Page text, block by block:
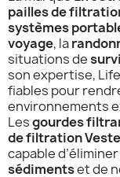
pailles de
systèmes
voyage, la
situations de
son expertise,
fiables pour
environnements
Lesgourdes
de filtration
capable
sédimentset de